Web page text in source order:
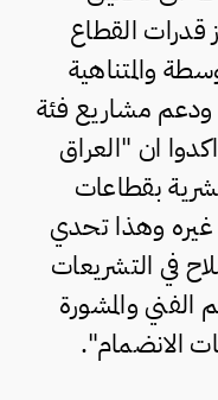
قدرات القطاع
والمتناهية
ودعم مشاريع فئة
ان "العراق
بقطاعات
غيره وهذا تحدي
في التشريعات
والمشورة
الانضمام".